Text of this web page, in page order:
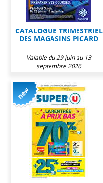
CATALOGUE TRIMESTRIEL
DES MAGASINS PICARD
Valable du 29 juin au 13
septembre 2026